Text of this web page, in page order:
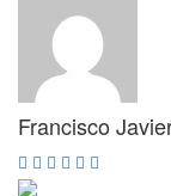
Francisco